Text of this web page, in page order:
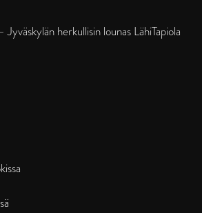
herkullisin lounas LähiTapiola